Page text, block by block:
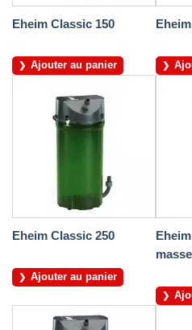
Eheim Classic 150
Ajouter au panier
Eheim Classic 250
Ajouter au panier